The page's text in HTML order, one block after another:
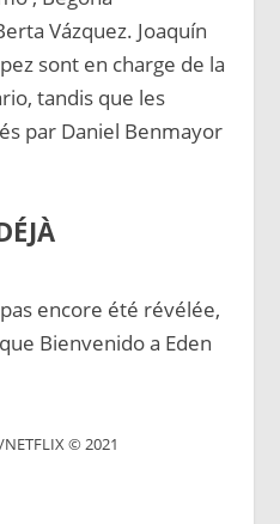
Vázquez. Joaquín
sont en charge de la
tandis que les
par Daniel Benmayor
encore été révélée,
Bienvenido a Eden
© 2021